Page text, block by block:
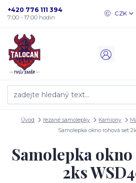
CZK
+420 776 111 394
7:00 - 17:00 hodin
Úvod řezané samolepky Kamiony
Samolepka okno rohová set
Samolepka
2ks